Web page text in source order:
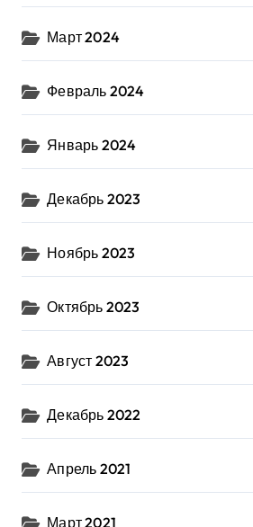
Март 2024
Февраль 2024
Январь 2024
Декабрь 2023
Ноябрь 2023
Октябрь 2023
Август 2023
Декабрь 2022
Апрель 2021
Март 2021